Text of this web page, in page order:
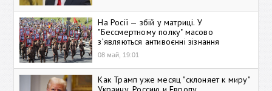
На Росії — збій у матриці. У
"Бессмертному полку" масово
зʼявляються антивоєнні зізнання
08 май, 19:01
Как Трамп уже месяц "склоняет к миру"